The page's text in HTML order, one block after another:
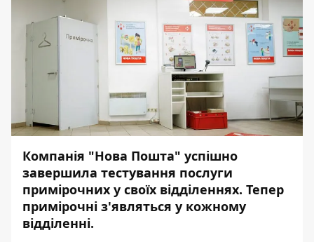
Компанія "Нова Пошта" успішно
завершила тестування послуги
примірочних у своїх відділеннях. Тепер
примірочні з'являться у кожному
відділенні.